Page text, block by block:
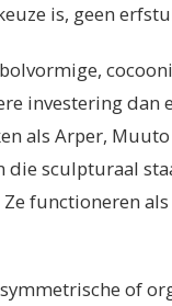
is, geen
investering dan
als Arper,
die sculpturaal
functioneren als
of